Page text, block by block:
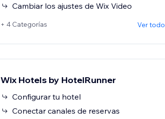
Cambiar los ajustes de Wix Video
+ 4 Categorías Ver todo
Wix Hotels by HotelRunner
Configurar tu hotel
Conectar canales de reservas